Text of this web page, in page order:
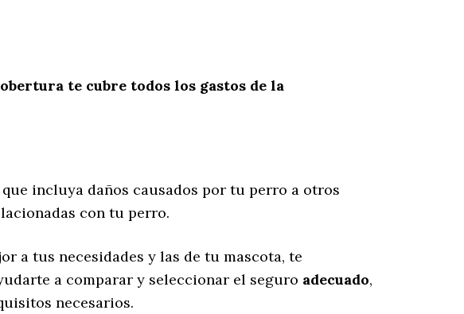
te cubre todos los gastos de la
que incluya daños causados por tu perro a otros
con tu perro.
a tus necesidades y las de tu mascota, te
a comparar y seleccionar el seguro adecuado,
necesarios.